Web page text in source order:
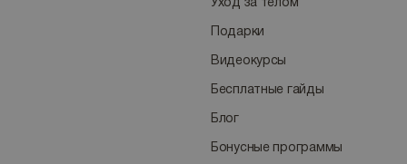
Уход за телом
Подарки
Видеокурсы
Бесплатные гайды
Блог
Бонусные программы